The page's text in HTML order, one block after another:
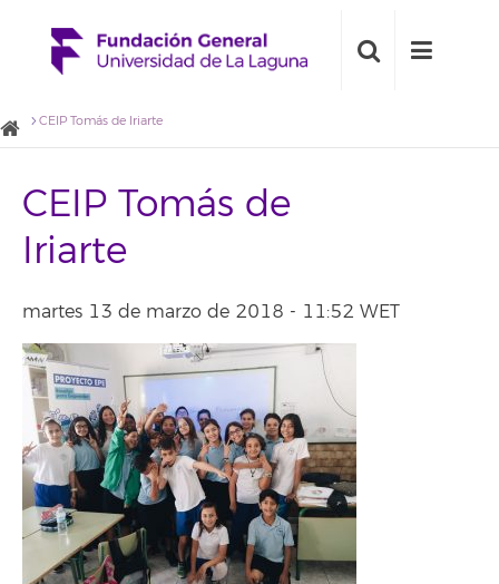
CEIP Tomás de Iriarte
CEIP Tomás de
Iriarte
martes 13 de marzo de 2018 - 11:52 WET